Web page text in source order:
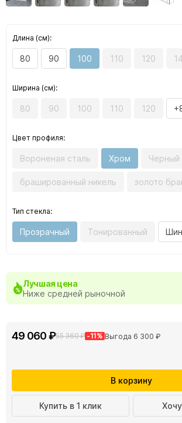
Длина (см):
80 90 100 110 120
Ширина (см):
80 90 100 110 120
Цвет профиля:
Вороненая сталь Хром Черный
брашированный никель золото
Тип стекла:
Прозрачный Тонированный
Лучшая цена
Ниже средней рыночной
49 060 ₽55 360 ₽ -11% Выгода 6 300 ₽
В корзину
Купить в 1 клик